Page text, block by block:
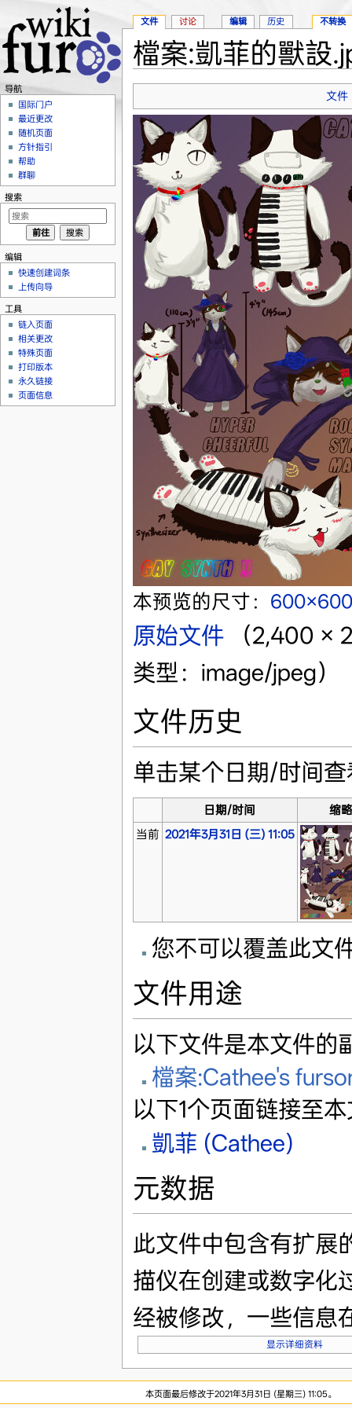
檔案:凱菲的獸設
文件
本预览的尺寸：
原始文件‎
（2,400 ×
类型：image/jpeg）
文件历史
单击某个日期/时间
日期/时间
缩
当前 2021年3月31日 (三) 11:05
您不可以覆盖此文
文件用途
以下文件是本文件的
檔案:Cathee's
以下1个页面链接至
凱菲 (Cathee)
元数据
此文件中包含有扩展
描仪在创建或数字化
经被修改，一些信息
显示详细资料
文件 讨论 编辑 历史 不转换
导航
国际门户
最近更改
随机页面
方针指引
帮助
群聊
搜索
编辑
快速创建词条
上传向导
工具
链入页面
相关更改
特殊页面
打印版本
永久链接
页面信息
本页面最后修改于2021年3月31日 (星期三) 11:05。